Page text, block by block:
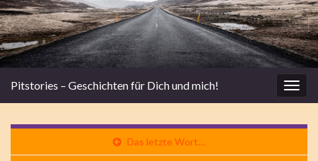
Pitstories – Geschichten für Dich und mich!
Das letzte Wort…